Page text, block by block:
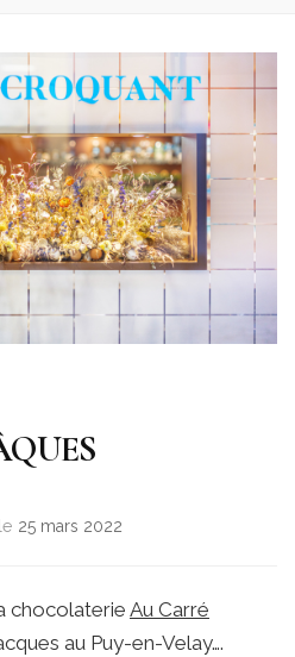
25 mars 2022
chocolaterie Au Carré
au Puy-en-Velay….